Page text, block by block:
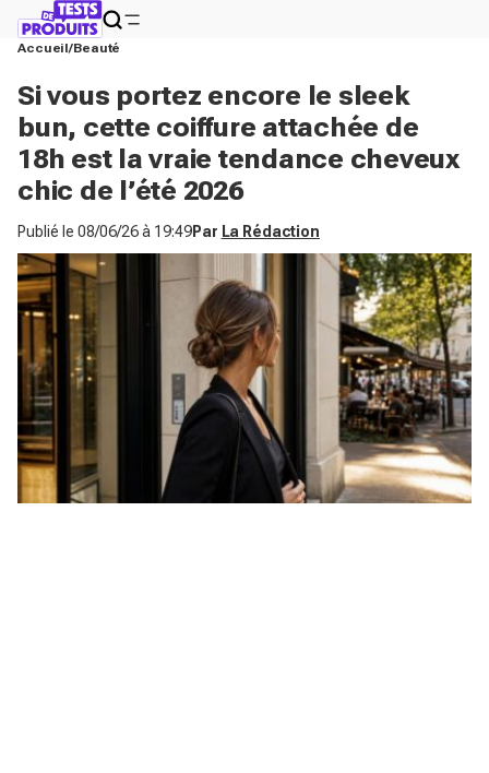
Accueil Beauté
Si vous portez encore le sleek
bun, cette coiffure attachée de
18h est la vraie tendance cheveux
chic de l’été 2026
Publié le 08/06/26 à 19:49Par La Rédaction